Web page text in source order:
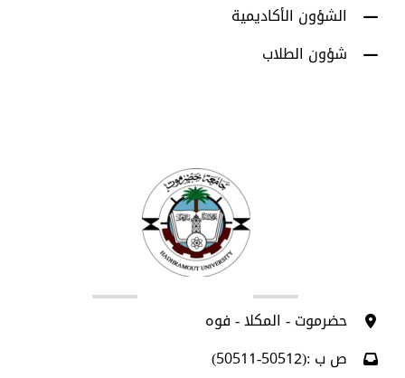
الشؤون الأكاديمية
شؤون الطلاب
حضرموت - المكلا - فوه
ص ب :(50512-50511)